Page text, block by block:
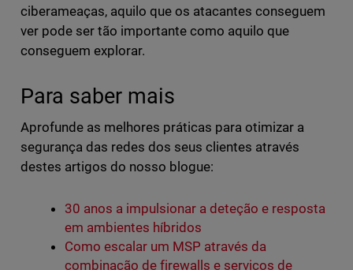
ciberameaças, aquilo que os atacantes conseguem
ver pode ser tão importante como aquilo que
conseguem explorar.
Para saber mais
Aprofunde as melhores práticas para otimizar a
segurança das redes dos seus clientes através
destes artigos do nosso blogue:
30 anos a impulsionar a deteção e resposta
em ambientes híbridos
Como escalar um MSP através da
combinação de firewalls e serviços de